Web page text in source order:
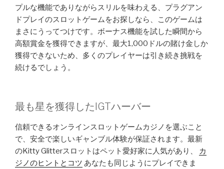
プルな機能でありながらスリルを味わえる、プラグアン
ドプレイのスロットゲームをお探しなら、このゲームは
まさにうってつけです。ボーナス機能を試した瞬間から
高額賞金を獲得できますが、最大1,000ドルの賭け金しか
獲得できないため、多くのプレイヤーは引き続き挑戦を
続けるでしょう。
最も星を獲得したIGTハーバー
信頼できるオンラインスロットゲームカジノを選ぶこと
で、安全で楽しいギャンブル体験が保証されます。最新
のKitty Glitterスロットはペット愛好家に人気があり、
カ
ジノのヒントとコツ あなたも同じようにプレイできま